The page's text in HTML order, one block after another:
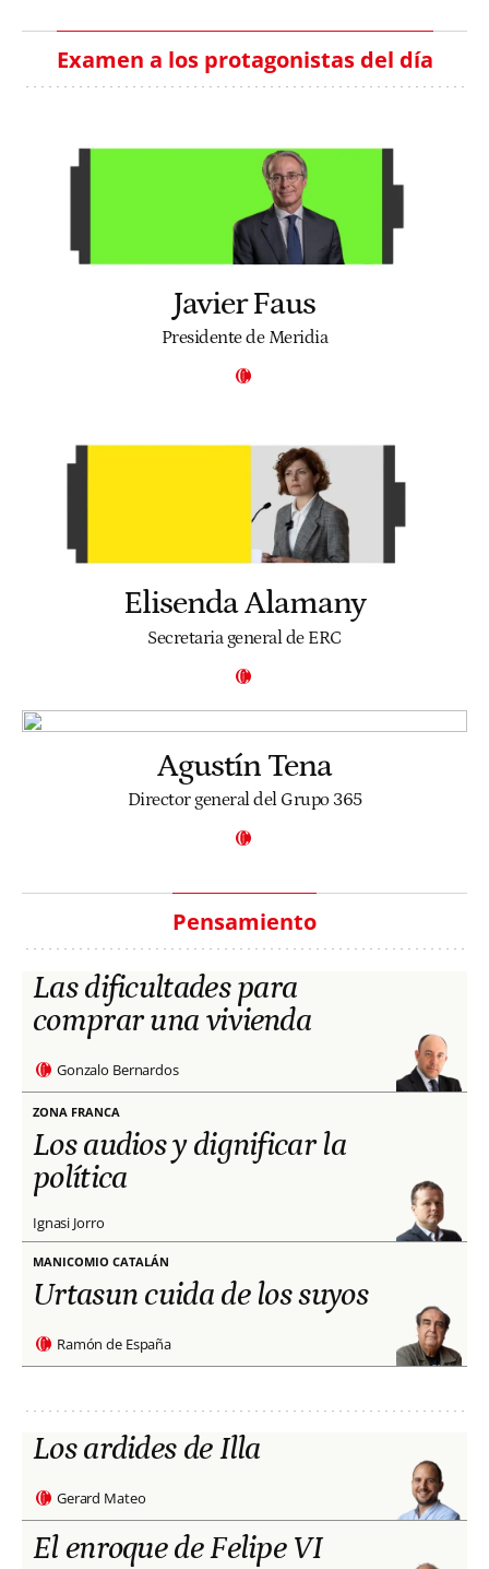
Examen a los protagonistas del día
Javier Faus
Presidente de Meridia
Elisenda Alamany
Secretaria general de ERC
Agustín Tena
Director general del Grupo 365
Pensamiento
Las dificultades para
comprar una vivienda
Gonzalo Bernardos
ZONA FRANCA
Los audios y dignificar la
política
Ignasi Jorro
MANICOMIO CATALÁN
Urtasun cuida de los suyos
Ramón de España
Los ardides de Illa
Gerard Mateo
El enroque de Felipe VI